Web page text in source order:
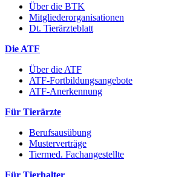
Über die BTK
Mitgliederorganisationen
Dt. Tierärzteblatt
Die ATF
Über die ATF
ATF-Fortbildungsangebote
ATF-Anerkennung
Für Tierärzte
Berufsausübung
Musterverträge
Tiermed. Fachangestellte
Für Tierhalter